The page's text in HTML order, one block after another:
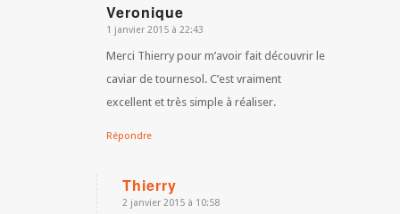
Veronique
dit
1 janvier 2015 à 22:43
Merci Thierry pour m’avoir fait découvrir le
caviar de tournesol. C’est vraiment
excellent et très simple à réaliser.
Répondre
Thierry
dit
2 janvier 2015 à 10:58